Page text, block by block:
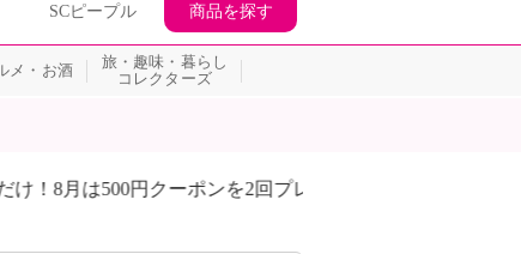
SCピープル 商品を探す
メ・お酒
旅・趣味・暮らし
コレクターズ
クーポンを2回プレゼント！